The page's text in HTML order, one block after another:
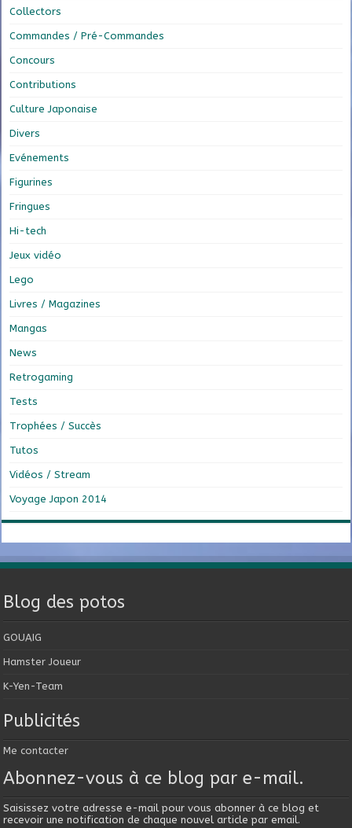
Collectors
Commandes / Pré-Commandes
Concours
Contributions
Culture Japonaise
Divers
Evénements
Figurines
Fringues
Hi-tech
Jeux vidéo
Lego
Livres / Magazines
Mangas
News
Retrogaming
Tests
Trophées / Succès
Tutos
Vidéos / Stream
Voyage Japon 2014
Blog des potos
GOUAIG
Hamster Joueur
K-Yen-Team
Publicités
Me contacter
Abonnez-vous à ce blog par e-mail.
Saisissez votre adresse e-mail pour vous abonner à ce blog et
recevoir une notification de chaque nouvel article par email.